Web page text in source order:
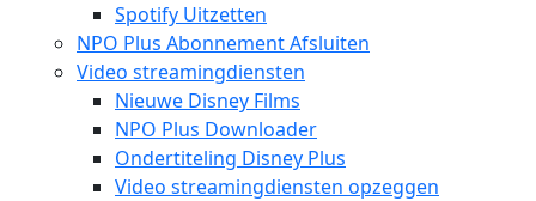
Spotify Uitzetten
NPO Plus Abonnement Afsluiten
Video streamingdiensten
Nieuwe Disney Films
NPO Plus Downloader
Ondertiteling Disney Plus
Video streamingdiensten opzeggen